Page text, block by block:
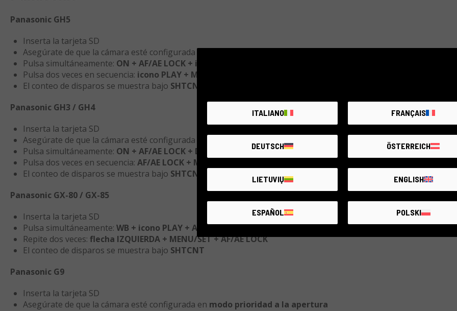
Panasonic GH5
Inserta la tarjeta SD
Asegúrate de que la cámara esté configurada en
Pulsa simultáneamente: ON + AF/AE LOCK + icono PLAY
Pulsa dos veces en secuencia: icono PLAY + MENU/SET + flecha IZQUIERDA
El conteo de disparos se muestra bajo SHTCNT
Panasonic GH3 / GH4
Inserta la tarjeta SD
Asegúrate de que la cámara esté configurada en
Pulsa simultáneamente: ON + AF/AE LOCK + DISP (pantalla)
Pulsa dos veces en secuencia: AF/AE LOCK + MENU/SET + flecha IZQUIERDA
El conteo de disparos se muestra bajo SHTCNT
Panasonic GX-80 / GX-85
Inserta la tarjeta SD
Pulsa simultáneamente: WB + icono PLAY + AF/AE LOCK + ON
Repite dos veces: flecha IZQUIERDA + MENU/SET + AF/AE LOCK
El conteo de disparos se muestra bajo SHTCNT
Panasonic G9
Inserta la tarjeta SD
Asegúrate de que la cámara esté configurada en modo prioridad a la apertura
ITALIANO FRANÇAIS
DEUTSCH ÖSTERREICH
LIETUVIŲ ENGLISH
ESPAÑOL POLSKI